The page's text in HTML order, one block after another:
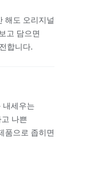
해도 오리지널
고 담으면
합니다.
내세우는
나쁜
품으로 좁히면